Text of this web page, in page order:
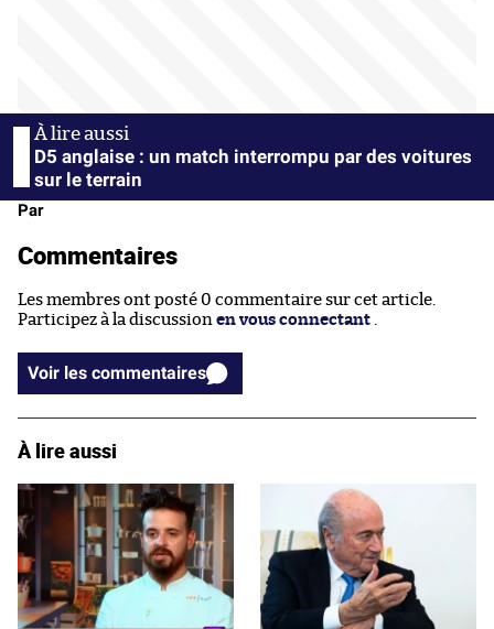
D5 anglaise : un match interrompu par des voitures
sur le terrain
Par
Commentaires
Les membres ont posté 0 commentaire sur cet article.
Participez à la discussion en vous connectant
Voir les commentaires
À lire aussi